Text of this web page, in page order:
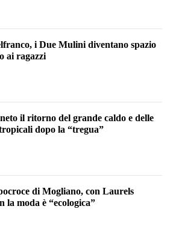
i Due Mulini diventano spazio
ai ragazzi
il ritorno del grande caldo e delle
dopo la “tregua”
di Mogliano, con Laurels
la moda è “ecologica”